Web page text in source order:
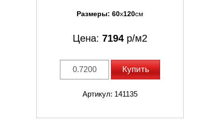
Размеры: 60x120см
Цена: 7194 р/м2
Купить
Артикул: 141135